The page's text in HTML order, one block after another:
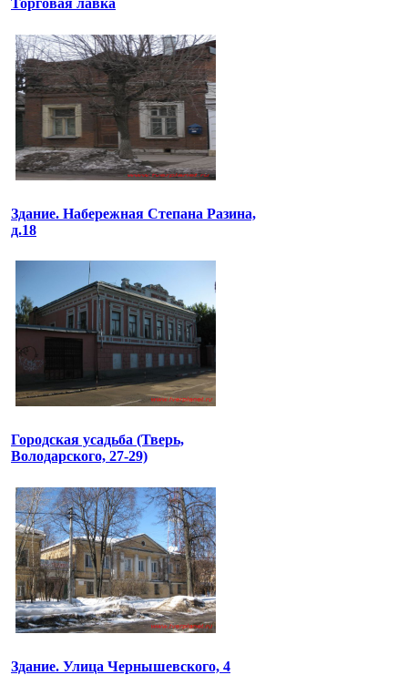
Торговая лавка
Здание. Набережная Степана Разина,
д.18
Городская усадьба (Тверь,
Володарского, 27-29)
Здание. Улица Чернышевского, 4